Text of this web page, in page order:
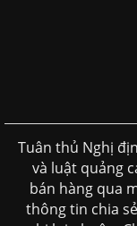
Tuân thủ Nghị
và luật quảng
bán hàng qua
thông tin chia